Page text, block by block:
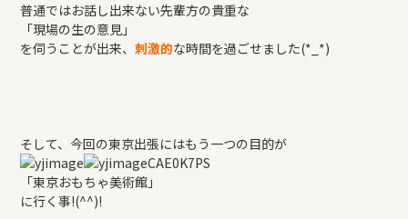
新築住宅のお問い合わせ
普通ではお話し出来ない先輩方の貴重な
「現場の生の意見」
を伺うことが出来、刺激的な時間を過ごせました(*_*)
そして、今回の東京出張にはもう一つの目的が
「東京おもちゃ美術館」
に行く事!(^^)!